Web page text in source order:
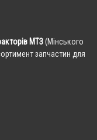
МТЗ(Мінського
запчастин для